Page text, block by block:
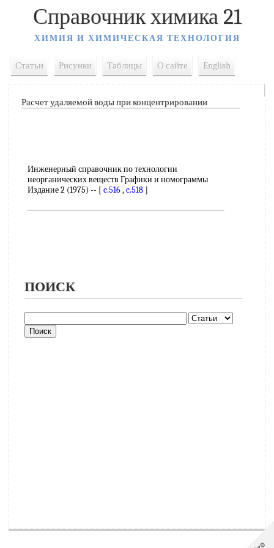
Справочник химика 21
ХИМИЯ И ХИМИЧЕСКАЯ ТЕХНОЛОГИЯ
Статьи Рисунки Таблицы О сайте English
Расчет удаляемой воды при концентрировании
Инженерный справочник по технологии
неорганических веществ Графики и номограммы
Издание 2 (1975) -- [ c.516,c.518]
ПОИСК